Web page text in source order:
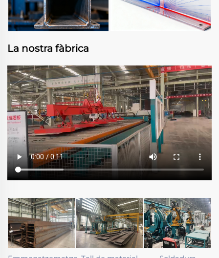
La nostra fàbrica